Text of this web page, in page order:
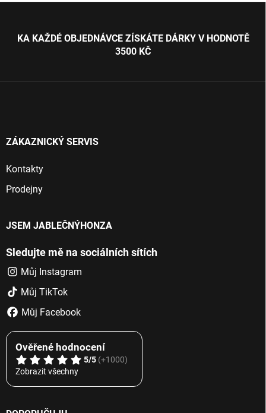
KA KAŽDÉ OBJEDNÁVCE ZÍSKÁTE DÁRKY V HODNOTĚ
3500 KČ
ZÁKAZNICKÝ SERVIS
Kontakty
Prodejny
JSEM JABLEČNÝHONZA
Sledujte mě na sociálních sítích
Můj Instagram
Můj TikTok
Můj Facebook
Ověřené hodnocení
5/5 (+1000)
Zobrazit všechny